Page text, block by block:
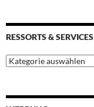
RESSORTS & SERVICES
Ressorts
&